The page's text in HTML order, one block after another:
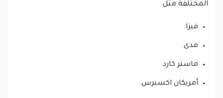
المختلفة مثل:
فيزا.
مدى.
ماستر كارد.
أمريكان اكسبرس.